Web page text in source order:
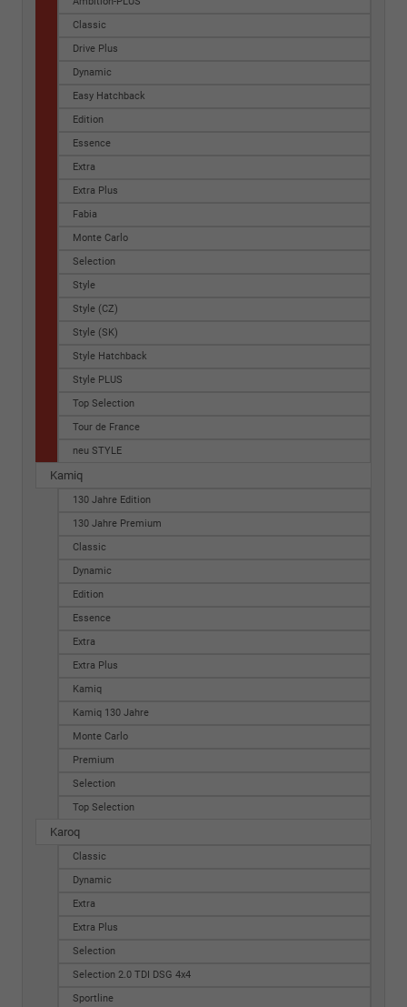
Classic
Drive Plus
Dynamic
Easy Hatchback
Edition
Essence
Extra
Extra Plus
Fabia
Monte Carlo
Selection
Style
Style (CZ)
Style (SK)
Style Hatchback
Style PLUS
Top Selection
Tour de France
neu STYLE
Kamiq
130 Jahre Edition
130 Jahre Premium
Classic
Dynamic
Edition
Essence
Extra
Extra Plus
Kamiq
Kamiq 130 Jahre
Monte Carlo
Premium
Selection
Top Selection
Karoq
Classic
Dynamic
Extra
Extra Plus
Selection
Selection 2.0 TDI DSG 4x4
Sportline